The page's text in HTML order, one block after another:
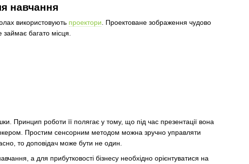
навчання
використовують проектори . Проектоване зображення чудово
багато місця.
Принцип роботи її полягає у тому, що під час презентації вона
Простим сенсорним методом можна зручно управляти
то доповідач може бути не один.
а для прибутковості бізнесу необхідно орієнтуватися на